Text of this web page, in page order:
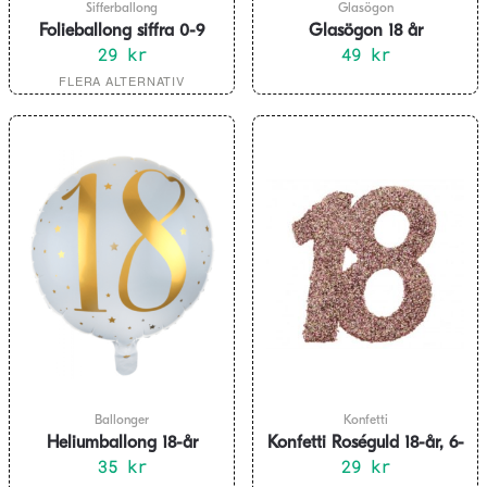
Sifferballong
Folieballong siffra 0-9
silver 41 cm
29 kr
Den
har
flera
varianter.
De
olika
alternativen
kan
väljas
på
FLERA ALTERNATIV
Glasögon
Glasögon 18 år
49 kr
Ballonger
Heliumballong 18-år
35 kr
Konfetti
Konfetti Roséguld 18-år, 6-
pack
29 kr